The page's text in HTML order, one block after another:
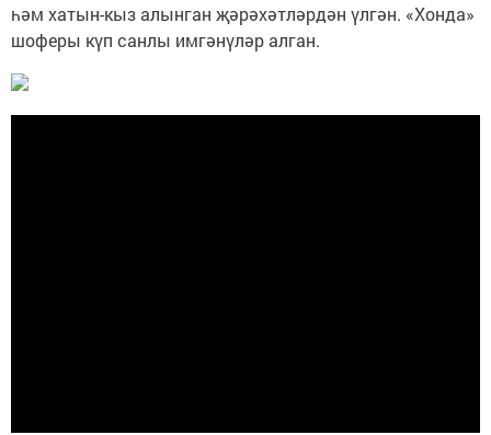
һәм хатын-кыз алынган җәрәхәтләрдән үлгән. «Хонда»
шоферы күп санлы имгәнүләр алган.